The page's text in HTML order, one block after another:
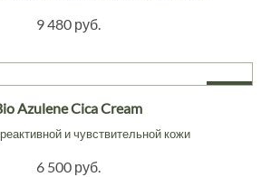
9 480 руб.
Azulene Cica Cream
и чувствительной кожи
6 500 руб.